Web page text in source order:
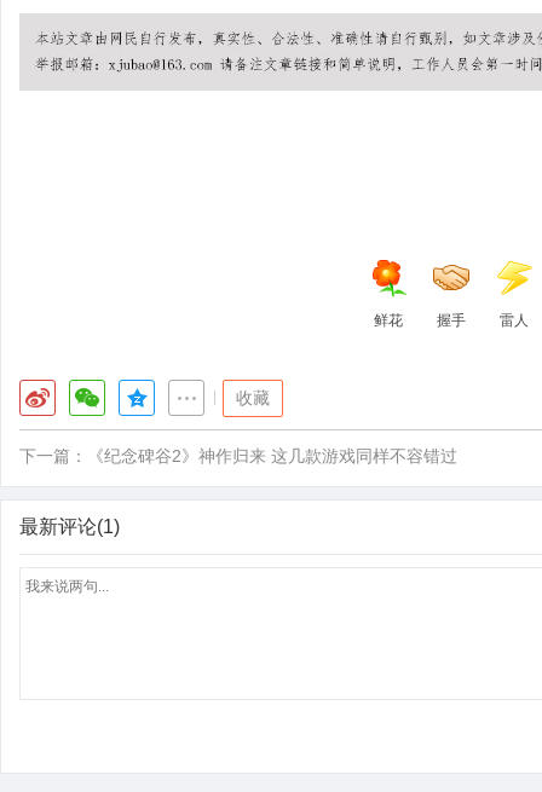
鲜花 握手 雷人
收藏
下一篇： 《纪念碑谷2》神作归来 这几款游戏同样不容错过
最新评论(1)